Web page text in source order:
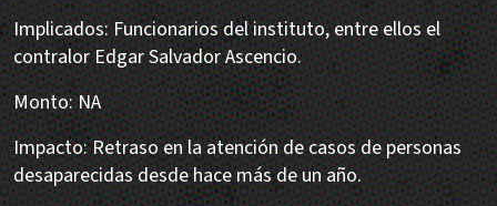
Implicados: Funcionarios del instituto, entre ellos el
contralor Edgar Salvador Ascencio.
Monto: NA
Impacto: Retraso en la atención de casos de personas
desaparecidas desde hace más de un año.